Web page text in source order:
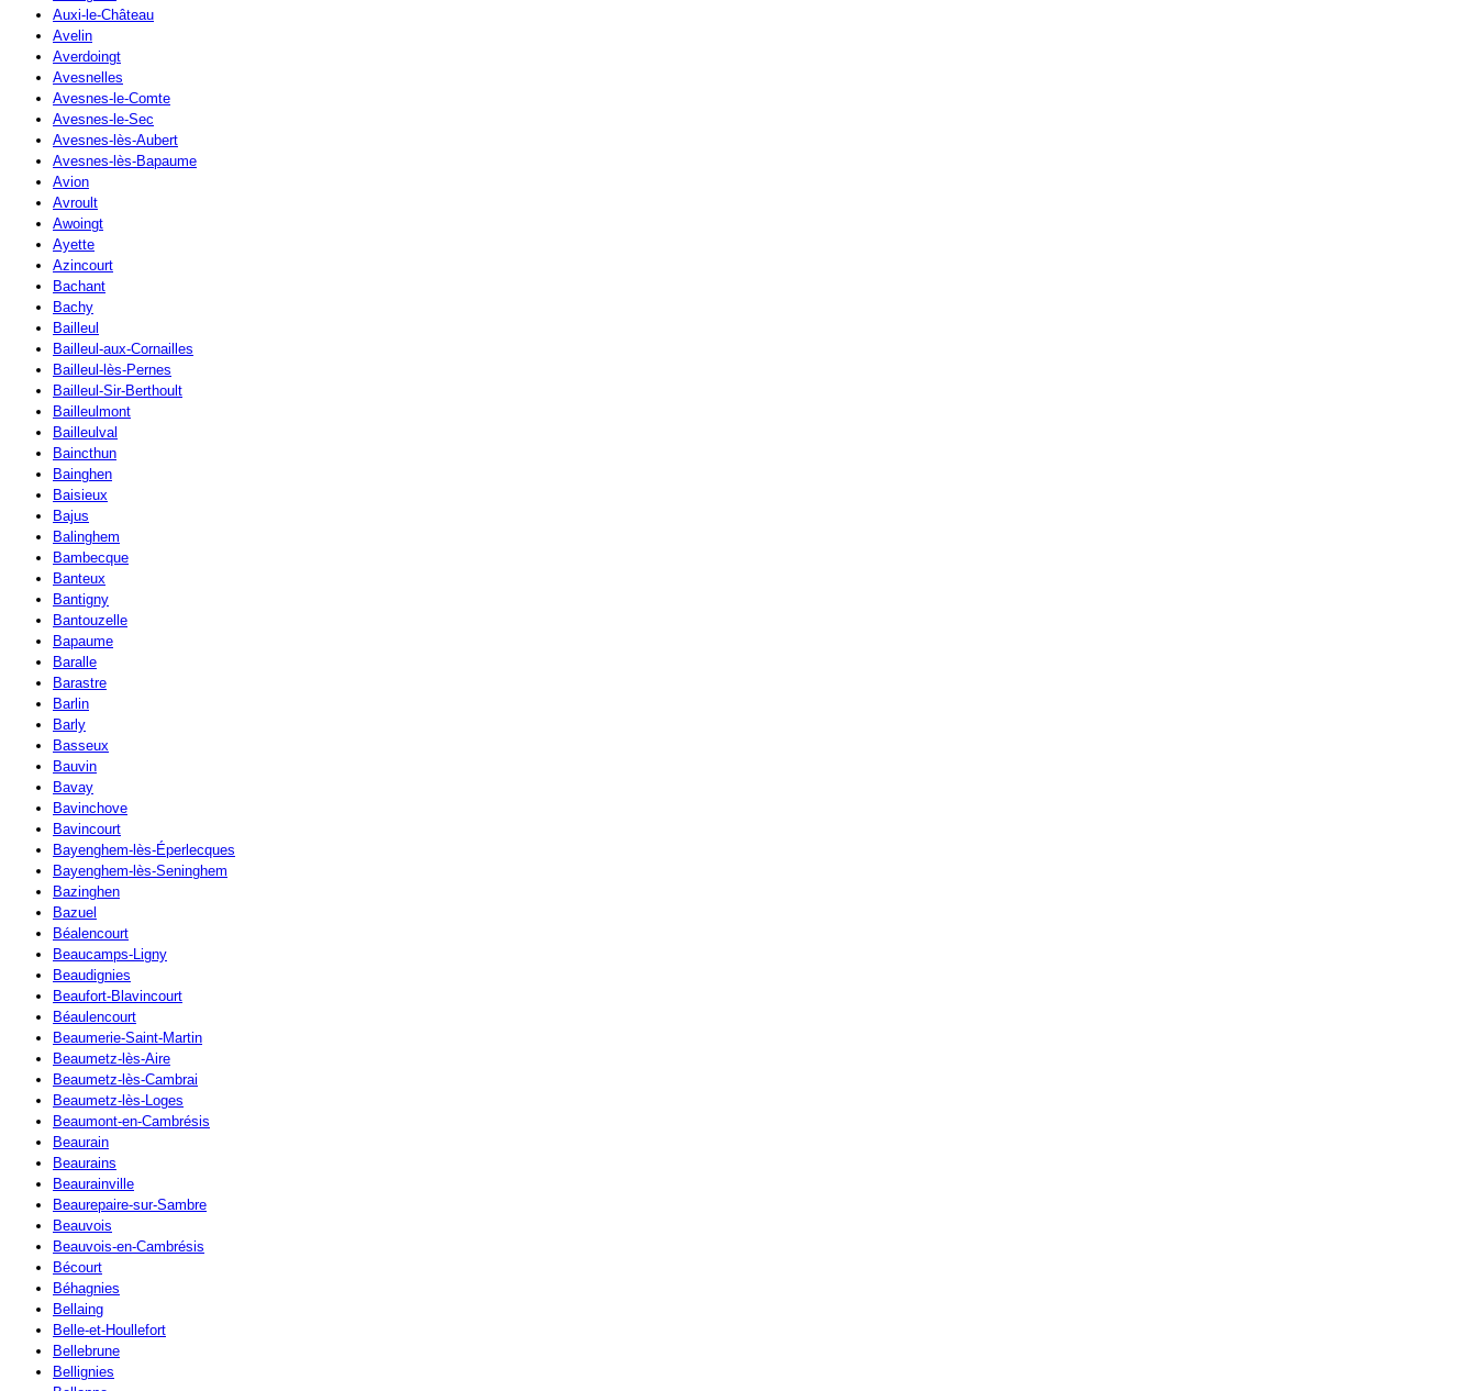
Auxi-le-Château
Avelin
Averdoingt
Avesnelles
Avesnes-le-Comte
Avesnes-le-Sec
Avesnes-lès-Aubert
Avesnes-lès-Bapaume
Avion
Avroult
Awoingt
Ayette
Azincourt
Bachant
Bachy
Bailleul
Bailleul-aux-Cornailles
Bailleul-lès-Pernes
Bailleul-Sir-Berthoult
Bailleulmont
Bailleulval
Baincthun
Bainghen
Baisieux
Bajus
Balinghem
Bambecque
Banteux
Bantigny
Bantouzelle
Bapaume
Baralle
Barastre
Barlin
Barly
Basseux
Bauvin
Bavay
Bavinchove
Bavincourt
Bayenghem-lès-Éperlecques
Bayenghem-lès-Seninghem
Bazinghen
Bazuel
Béalencourt
Beaucamps-Ligny
Beaudignies
Beaufort-Blavincourt
Béaulencourt
Beaumerie-Saint-Martin
Beaumetz-lès-Aire
Beaumetz-lès-Cambrai
Beaumetz-lès-Loges
Beaumont-en-Cambrésis
Beaurain
Beaurains
Beaurainville
Beaurepaire-sur-Sambre
Beauvois
Beauvois-en-Cambrésis
Bécourt
Béhagnies
Bellaing
Belle-et-Houllefort
Bellebrune
Bellignies